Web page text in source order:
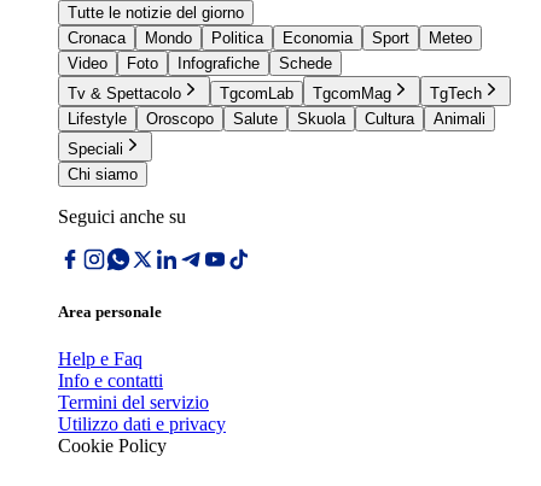
Tutte le notizie del giorno
Cronaca
Mondo Politica Economia Sport
Meteo
Video
Foto Infografiche
Schede
Tv & Spettacolo
TgcomLab TgcomMag
TgTech
Lifestyle
Oroscopo Salute Skuola Cultura
Animali
Speciali
Chi siamo
Seguici anche su
Area personale
Help e Faq
Info e contatti
Termini del servizio
Utilizzo dati e privacy
Cookie Policy